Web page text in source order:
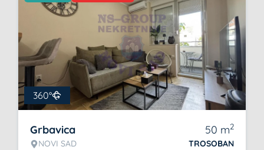
360°
Grbavica
NOVI SAD
50 m2
TROSOBAN